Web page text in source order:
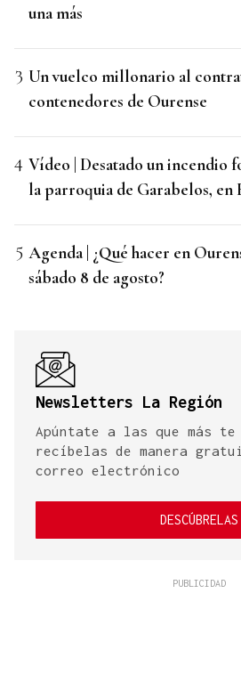
una más
Un vuelco millonario al
contenedores de Ourense
Vídeo | Desatado un incendio
la parroquia de Garabelos, en
Agenda | ¿Qué hacer en
sábado 8 de agosto?
Newsletters La Región
Apúntate a las que más
recíbelas de manera
correo electrónico
DESCÚBRELAS